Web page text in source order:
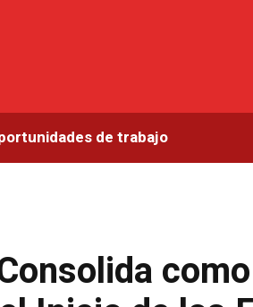
de trabajo